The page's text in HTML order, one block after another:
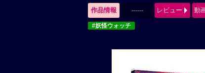
作品情報 ------ レビュー 動
#妖怪ウォッチ